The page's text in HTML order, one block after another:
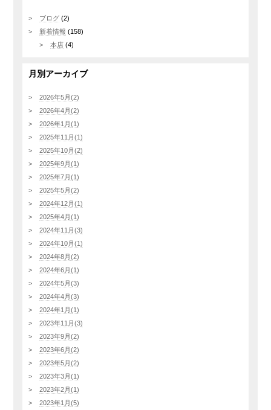
ブログ (2)
新着情報 (158)
本店 (4)
月別アーカイブ
2026年5月(2)
2026年4月(2)
2026年1月(1)
2025年11月(1)
2025年10月(2)
2025年9月(1)
2025年7月(1)
2025年5月(2)
2024年12月(1)
2025年4月(1)
2024年11月(3)
2024年10月(1)
2024年8月(2)
2024年6月(1)
2024年5月(3)
2024年4月(3)
2024年1月(1)
2023年11月(3)
2023年9月(2)
2023年6月(2)
2023年5月(2)
2023年3月(1)
2023年2月(1)
2023年1月(5)